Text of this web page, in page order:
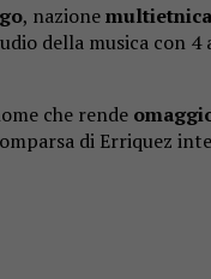
, nazionemultietnica
della musica con 4
che rende
di Erriquez